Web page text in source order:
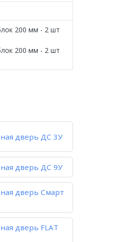
200 мм - 2 шт
200 мм - 2 шт
дверь ДС 3У
дверь ДС 9У
дверь Смарт
дверь FLAT